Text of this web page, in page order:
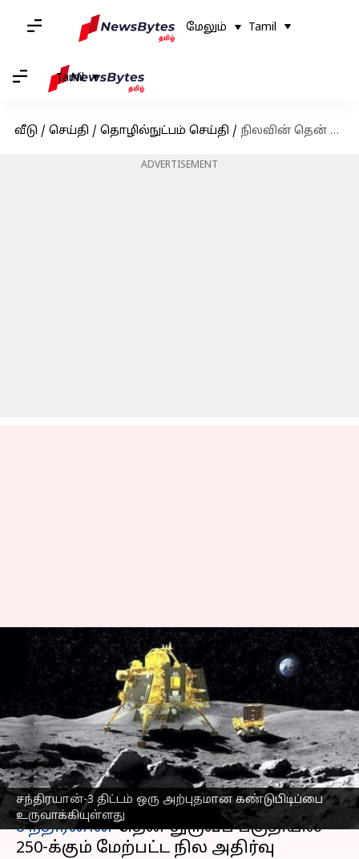
மேலும் Tamil
Tamil
வீடு / செய்தி / தொழில்நுட்பம் செய்தி / நிலவின் தென் துருவத்தில் சாத்தியமான நிலநடுக்கங்களைக் கண்டறிந்த சந்திரயான்-3
ADVERTISEMENT
சந்திரயான்-3 திட்டம் ஒரு அற்புதமான கண்டுபிடிப்பை
உருவாக்கியுள்ளது
நிலவின் தென்
துருவத்தில் சாத்தியமான
நிலநடுக்கங்களைக்
கண்டறிந்த சந்திரயான்-3
எழுதியவர் Venkatalakshmi V Sep 09, 2024 05:34 pm
செய்தி முன்னோட்டம்
சந்திரனின்தென் துருவப் பகுதியில்
250-க்கும் மேற்பட்ட நில அதிர்வு